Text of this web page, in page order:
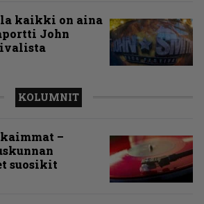
kaikki on aina
John
KOLUMNIT
–
suosikit